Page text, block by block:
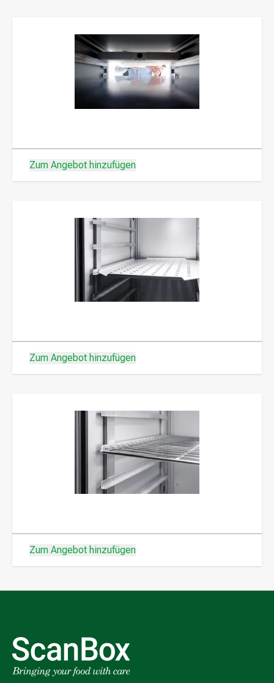
Zum Angebot hinzufügen
Zum Angebot hinzufügen
Zum Angebot hinzufügen